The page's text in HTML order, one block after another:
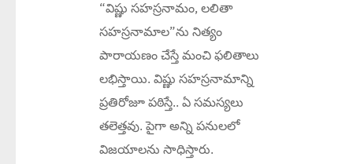
“విష్ణు సహస్రనామం, లలితా
సహస్రనామాల”ను నిత్యం
పారాయణం చేస్తే మంచి ఫలితాలు
లభిస్తాయి. విష్ణు సహస్రనామాన్ని
ప్రతిరోజూ పఠిస్తే.. ఏ సమస్యలు
తలెత్తవు. పైగా అన్ని పనులలో
విజయాలను సాధిస్తారు.